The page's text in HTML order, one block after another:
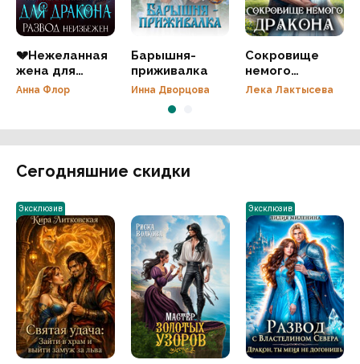
💔Нежеланная
жена для
дракона.
Анна Флор
Барышня-
приживалка
Инна Дворцова
Сокровище
немого
дракона
Лека Лактысева
Сегодняшние скидки
Эксклюзив Эксклюзив